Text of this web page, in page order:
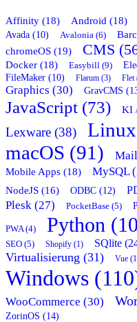
Affinity (18) Android (18)
Avada (10) Avalonia (6)
chromeOS (19)
CMS
Docker (18) Easybill (9)
FileMaker (10) Flarum (3) Flet
Graphics (30) GravCMS
JavaScript (73) KI
Lexware (38)
macOS (91)
Mobile Apps (18)
MySQL
NodeJS (16) ODBC (12)
Plesk (27) PocketBase (5)
PWA (4) Python
SEO (5) Shopify (1) SQlite
Virtualisierung (31) Vue
Windows
WooCommerce (30)
ZorinOS (14)